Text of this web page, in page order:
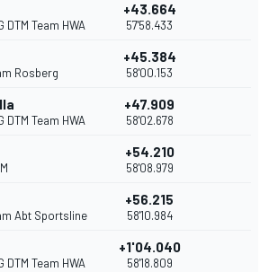
DTM Team HWA
+43.664
57'58.433
Rosberg
+45.384
58'00.153
DTM Team HWA
+47.909
58'02.678
+54.210
58'08.979
Abt Sportsline
+56.215
58'10.984
DTM Team HWA
+1'04.040
58'18.809